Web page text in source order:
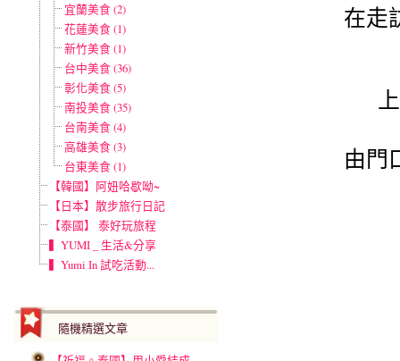
宜蘭美食 (2)
花蓮美食 (1)
新竹美食 (1)
台中美食 (36)
彰化美食 (5)
南投美食 (35)
台南美食 (4)
高雄美食 (3)
台東美食 (1)
【韓國】阿妞哈歇呦~
【日本】散步旅行日記
【泰國】 泰好玩旅程
▍YUMI _ 生活&分享
▍Yumi In 試吃活動...
隨機精選文章
在走
由門